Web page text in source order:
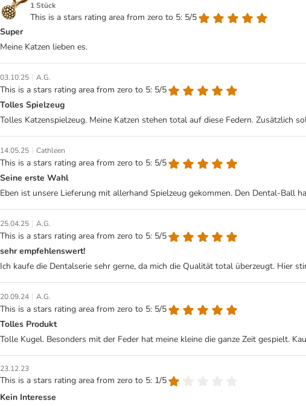
1 Stück
This is a stars rating area from zero to 5: 5/5
Super
Meine Katzen lieben es.
03.10.25 | A.G.
This is a stars rating area from zero to 5: 5/5
Tolles Spielzeug
Tolles Katzenspielzeug. Meine Katzen stehen total auf diese Federn. Zusätzlich
14.05.25 | Cathleen
This is a stars rating area from zero to 5: 5/5
Seine erste Wahl
Eben ist unsere Lieferung mit allerhand Spielzeug gekommen. Den Dental-
25.04.25 | A.G.
This is a stars rating area from zero to 5: 5/5
sehr empfehlenswert!
Ich kaufe die Dentalserie sehr gerne, da mich die Qualität total überzeugt. Hier
20.09.24 | A.G.
This is a stars rating area from zero to 5: 5/5
Tolles Produkt
Tolle Kugel. Besonders mit der Feder hat meine kleine die ganze Zeit gespielt.
23.12.23
This is a stars rating area from zero to 5: 1/5
Kein Interesse